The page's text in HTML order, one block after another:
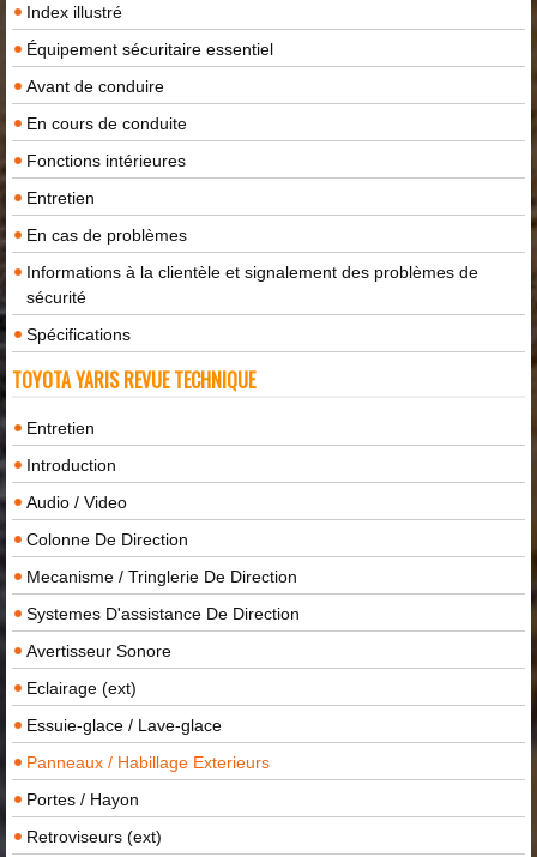
Index illustré
Équipement sécuritaire essentiel
Avant de conduire
En cours de conduite
Fonctions intérieures
Entretien
En cas de problèmes
Informations à la clientèle et signalement des problèmes de
sécurité
Spécifications
TOYOTA YARIS REVUE TECHNIQUE
Entretien
Introduction
Audio / Video
Colonne De Direction
Mecanisme / Tringlerie De Direction
Systemes D'assistance De Direction
Avertisseur Sonore
Eclairage (ext)
Essuie-glace / Lave-glace
Panneaux / Habillage Exterieurs
Portes / Hayon
Retroviseurs (ext)